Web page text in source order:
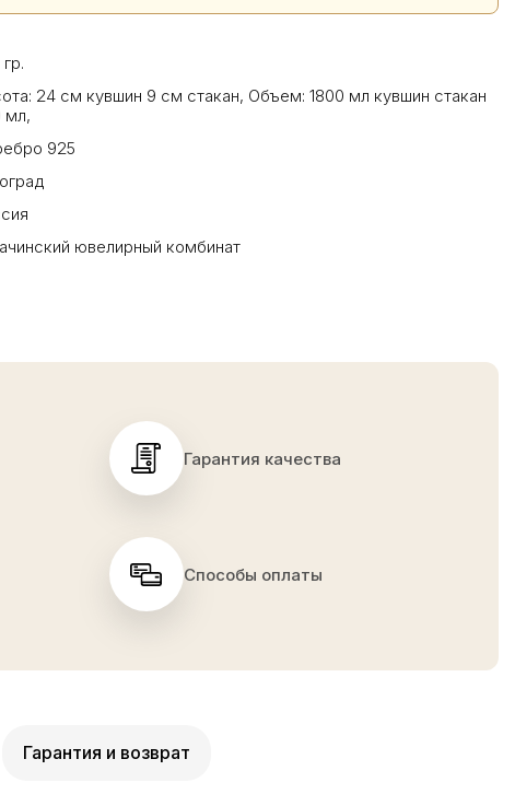
24 см кувшин 9 см стакан, Объем: 1800 мл кувшин стакан
мл,
925
ювелирный комбинат
Гарантия качества
Способы оплаты
Гарантия и возврат